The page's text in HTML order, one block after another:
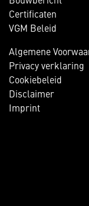
Certificaten
VGM Beleid
Algemene
Privacy verklaring
Cookiebeleid
Disclaimer
Imprint